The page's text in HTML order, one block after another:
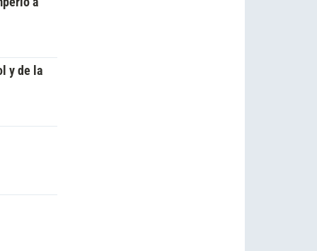
y de la